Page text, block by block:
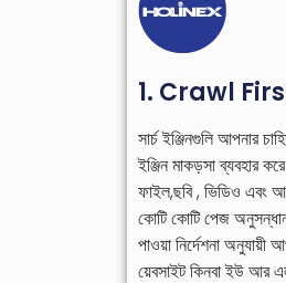
1. Crawl
সার্চ ইঞ্জিনগুলি আপনার
ইঞ্জিন মাকড়সা ব্যবহার
ফাইল,ছবি , ভিডিও এবং
কোটি কোটি পেজ
পাওয়া নির্দেশনা অনুযায়ী
য়েবসাইট কিনবা ইউ আর